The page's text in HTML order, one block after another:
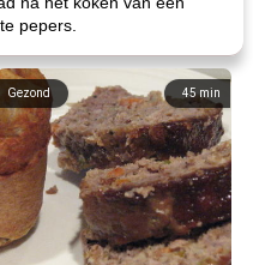
pepers.
45min
Gezond